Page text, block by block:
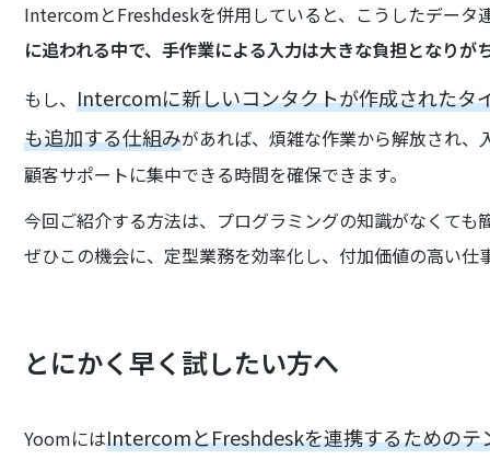
IntercomとFreshdeskを併用していると、こうしたデータ
に追われる中で、手作業による入力は大きな負担となりが
もし、Intercomに新しいコンタクトが作成されたタ
も追加する仕組みがあれば、煩雑な作業から解放され
顧客サポートに集中できる時間を確保できます。
今回ご紹介する方法は、プログラミングの知識がなくて
ぜひこの機会に、定型業務を効率化し、付加価値の高い
とにかく早く試したい方へ
YoomにはIntercomとFreshdeskを連携するためのテ